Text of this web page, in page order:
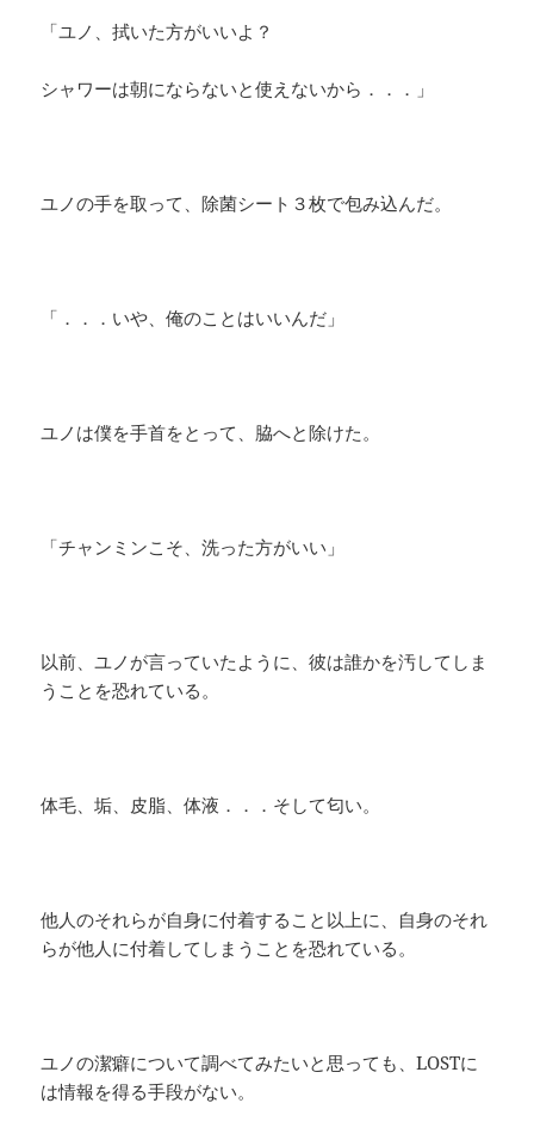
「ユノ、拭いた方がいいよ？
シャワーは朝にならないと使えないから．．．」
ユノの手を取って、除菌シート３枚で包み込んだ。
「．．．いや、俺のことはいいんだ」
ユノは僕を手首をとって、脇へと除けた。
「チャンミンこそ、洗った方がいい」
以前、ユノが言っていたように、彼は誰かを汚してしま
うことを恐れている。
体毛、垢、皮脂、体液．．．そして匂い。
他人のそれらが自身に付着すること以上に、自身のそれ
らが他人に付着してしまうことを恐れている。
ユノの潔癖について調べてみたいと思っても、LOSTに
は情報を得る手段がない。